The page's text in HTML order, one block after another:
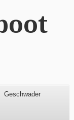
Geschwader